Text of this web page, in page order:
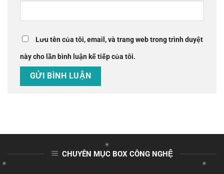
Lưu tên của tôi, email, và trang web trong trình duyệt
này cho lần bình luận kế tiếp của tôi.
CHUYÊN MỤC BOX CÔNG NGHỆ